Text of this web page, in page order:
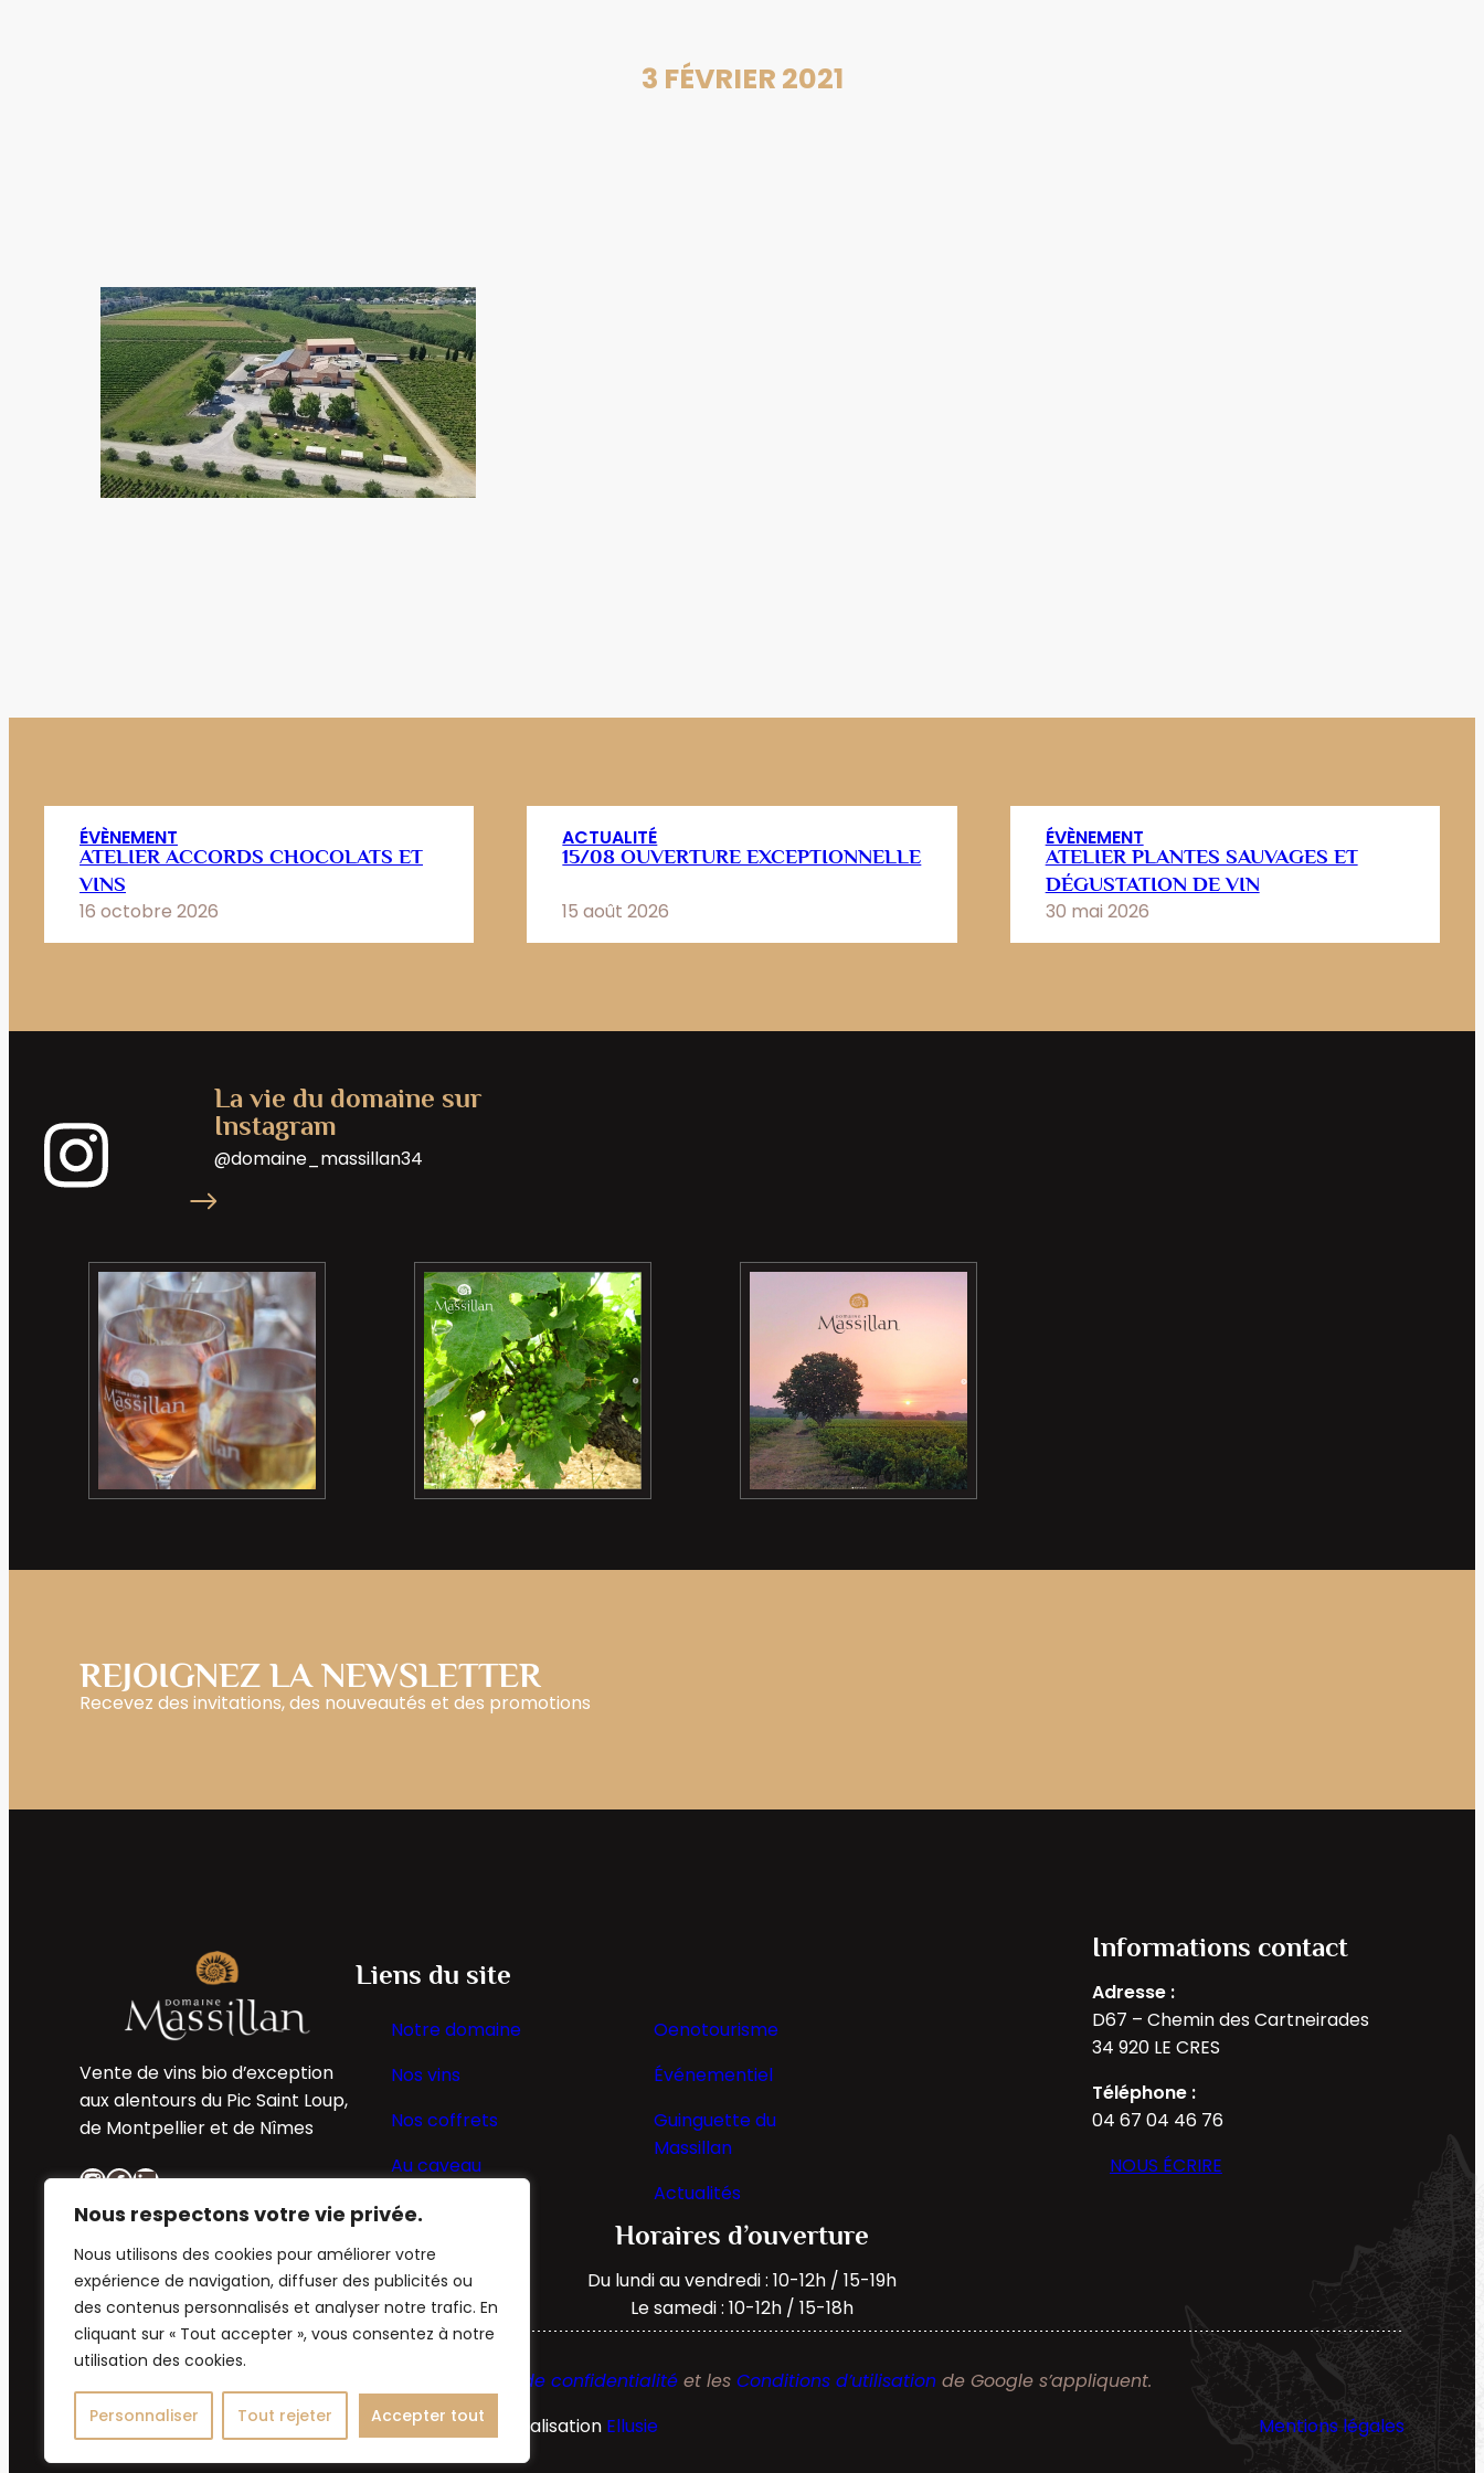
Nous respectons votre vie privée.
Nous utilisons des cookies pour améliorer votre
expérience de navigation, diffuser des publicités ou
des contenus personnalisés et analyser notre trafic. En
cliquant sur « Tout accepter », vous consentez à notre
utilisation des cookies.
Personnaliser Tout rejeter Accepter tout
3 FÉVRIER 2021
ÉVÈNEMENT
ATELIER ACCORDS CHOCOLATS ET
VINS
16 octobre 2026
ACTUALITÉ
15/08 OUVERTURE EXCEPTIONNELLE
15 août 2026
ÉVÈNEMENT
ATELIER PLANTES SAUVAGES ET
DÉGUSTATION DE VIN
30 mai 2026
La vie du domaine sur
Instagram
@domaine_massillan34
REJOIGNEZ LA NEWSLETTER
Recevez des invitations, des nouveautés et des promotions
Vente de vins bio d’exception
aux alentours du Pic Saint Loup,
de Montpellier et de Nîmes
InstagramFacebook LinkedIn
Liens du site
Notre domaine
Nos vins
Nos coffrets
Au caveau
Oenotourisme
Événementiel
Guinguette du
Massillan
Actualités
Informations contact
Adresse :
D67 – Chemin des Cartneirades
34 920 LE CRES
Téléphone :
04 67 04 46 76
NOUS ÉCRIRE
Horaires d’ouverture
Du lundi au vendredi : 10-12h / 15-19h
Le samedi : 10-12h / 15-18h
Politique de confidentialité et les Conditions d’utilisation de Google s’appliquent.
© 2025 · Tous droits réservés Domaine Massillan | Réalisation Ellusie Mentions légales